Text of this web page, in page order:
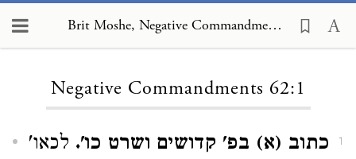
Brit Moshe, Negative Commandments 62:1
Negative Commandments 62:1
1 כתוב (א) בפ' קדושים ושרט כו'. לכאו'